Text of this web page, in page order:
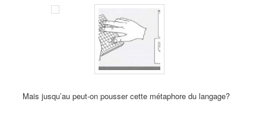
Mais jusqu’au peut-on pousser cette métaphore du langage?